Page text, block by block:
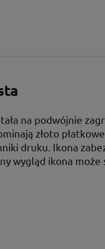
na podwójnie
złoto
druku. Ikona
wygląd ikona